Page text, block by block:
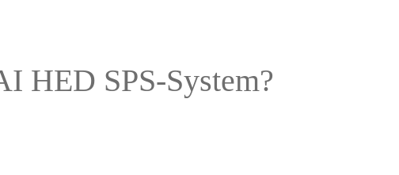
HED SPS-System?